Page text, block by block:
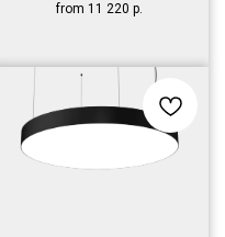
from 11 220 р.